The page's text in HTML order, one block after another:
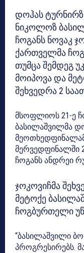
დოჰას
ნიკოლოზ
ჩოგანს ნოვაკ
ქართველმა
თუმცა შემდეგ
მოიპოვა და
შეხვედრა 2
მსოფლიოს 21-ე
ბასილაშვილმა
მერვედფინალში
ჩოგანს ანდრეი
ჯოკოვიჩმა
მეტოქე
ჩოგბურთელი
“ბასილაშვილი
პროგრესირებს.